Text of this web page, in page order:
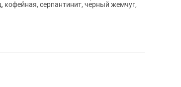
кофейная, серпантинит, черный жемчуг,